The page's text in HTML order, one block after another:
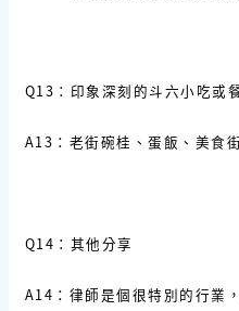
Q13：印象深刻的斗六小吃或
A13：老街碗桂、蛋飯、美食
Q14：其他分享
A14：律師是個很特別的行業